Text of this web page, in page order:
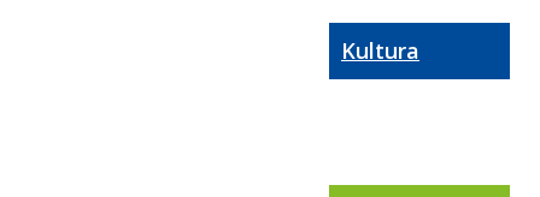
Kultura